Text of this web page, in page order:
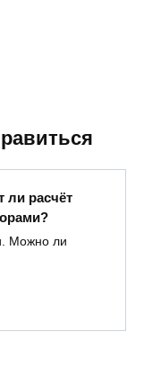
ли расчёт
Можно ли